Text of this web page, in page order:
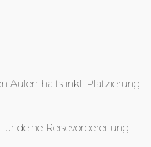
Aufenthalts inkl. Platzierung
deine Reisevorbereitung